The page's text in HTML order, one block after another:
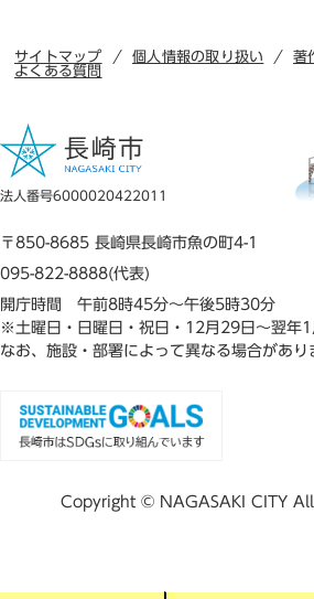
サイトマップ 個人情報の取り扱い
著
よくある質問
法人番号6000020422011
〒850-8685 長崎県長崎市魚の町4-1
095-822-8888(代表)
開庁時間 午前8時45分～午後5時30分
※土曜日・日曜日・祝日・12月29日～翌年1
なお、施設・部署によって異なる場合があり
Copyright © NAGASAKI CITY